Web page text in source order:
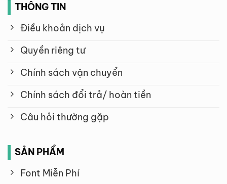
THÔNG TIN
Điều khoản dịch vụ
Quyền riêng tư
Chính sách vận chuyển
Chính sách đổi trả/ hoàn tiền
Câu hỏi thường gặp
SẢN PHẨM
Font Miễn Phí